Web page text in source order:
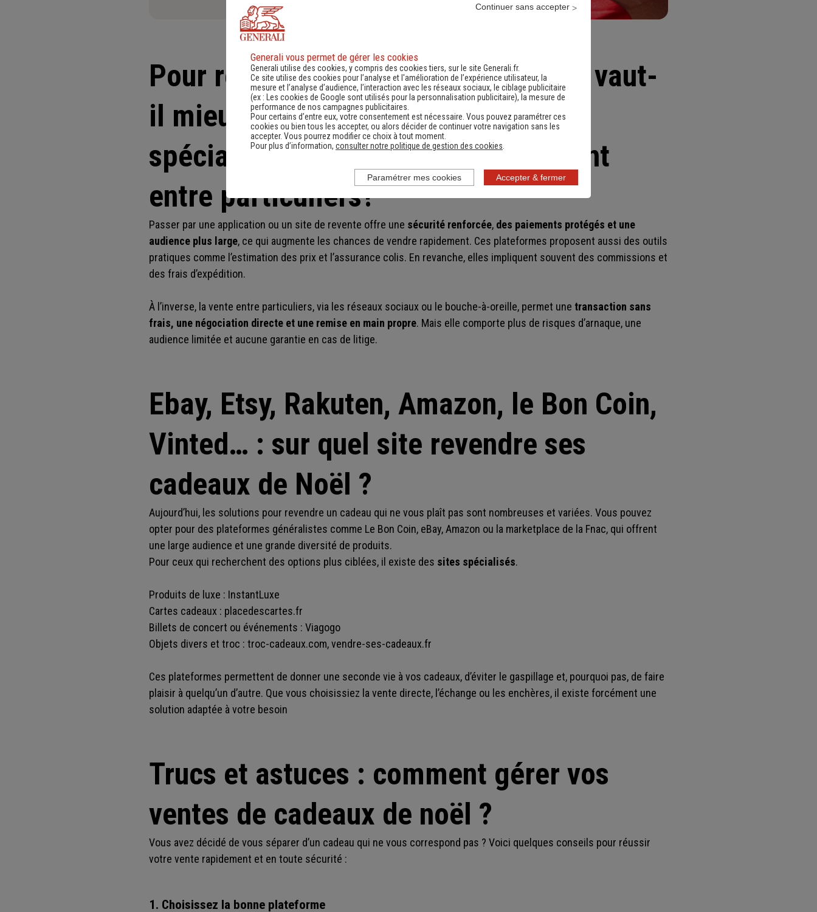
Pour revendre ses cadeaux de Noël, vaut-
il mieux passer par une application
spécialisée ou s'arranger directement
entre particuliers?
Passer par une application ou un site de revente offre une sécurité renforcée, des paiements protégés et une
audience plus large, ce qui augmente les chances de vendre rapidement. Ces plateformes proposent aussi des outils
pratiques comme l’estimation des prix et l’assurance colis. En revanche, elles impliquent souvent des commissions et
des frais d’expédition.
À l’inverse, la vente entre particuliers, via les réseaux sociaux ou le bouche-à-oreille, permet une transaction sans
frais, une négociation directe et une remise en main propre. Mais elle comporte plus de risques d’arnaque, une
audience limitée et aucune garantie en cas de litige.
Ebay, Etsy, Rakuten, Amazon, le Bon Coin,
Vinted… : sur quel site revendre ses
cadeaux de Noël ?
Aujourd’hui, les solutions pour revendre un cadeau qui ne vous plaît pas sont nombreuses et variées. Vous pouvez
opter pour des plateformes généralistes comme Le Bon Coin, eBay, Amazon ou la marketplace de la Fnac, qui offrent
une large audience et une grande diversité de produits.
Pour ceux qui recherchent des options plus ciblées, il existe des sites spécialisés.
Produits de luxe : InstantLuxe
Cartes cadeaux : placedescartes.fr
Billets de concert ou événements : Viagogo
Objets divers et troc : troc-cadeaux.com, vendre-ses-cadeaux.fr
Ces plateformes permettent de donner une seconde vie à vos cadeaux, d’éviter le gaspillage et, pourquoi pas, de faire
plaisir à quelqu’un d’autre. Que vous choisissiez la vente directe, l’échange ou les enchères, il existe forcément une
solution adaptée à votre besoin
Trucs et astuces : comment gérer vos
ventes de cadeaux de noël ?
Vous avez décidé de vous séparer d’un cadeau qui ne vous correspond pas ? Voici quelques conseils pour réussir
votre vente rapidement et en toute sécurité :
1. Choisissez la bonne plateforme
Generali vous permet de gérer les cookies
Generali utilise des cookies, y compris des cookies tiers, sur le site Generali.fr.
Ce site utilise des cookies pour l’analyse et l'amélioration de l’expérience utilisateur, la
mesure et l’analyse d’audience, l’interaction avec les réseaux sociaux, le ciblage publicitaire
(ex :
Les cookies de Google sont utilisés pour la personnalisation publicitaire), la mesure de
performance de nos campagnes publicitaires.
Pour certains d’entre eux, votre consentement est nécessaire. Vous pouvez paramétrer ces
cookies ou bien tous les accepter, ou alors décider de continuer votre navigation sans les
accepter. Vous pourrez modifier ce choix à tout moment.
Pour plus d’information, consulter notre politique de gestion des cookies
Accepter & fermer
Continuer sans accepter
Paramétrer mes cookies